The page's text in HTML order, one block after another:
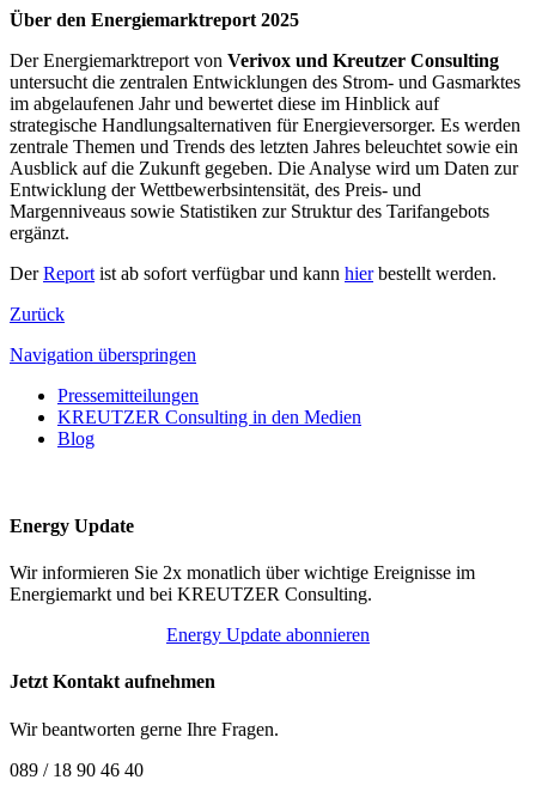
Über den Energiemarktreport 2025
Der Energiemarktreport von Verivox und Kreutzer Consulting
untersucht die zentralen Entwicklungen des Strom- und Gasmarktes
im abgelaufenen Jahr und bewertet diese im Hinblick auf
strategische Handlungsalternativen für Energieversorger. Es werden
zentrale Themen und Trends des letzten Jahres beleuchtet sowie ein
Ausblick auf die Zukunft gegeben. Die Analyse wird um Daten zur
Entwicklung der Wettbewerbsintensität, des Preis- und
Margenniveaus sowie Statistiken zur Struktur des Tarifangebots
ergänzt.
DerReport ist ab sofort verfügbar und kann hierbestellt werden.
Zurück
Navigation überspringen
Pressemitteilungen
KREUTZER Consulting in den Medien
Blog
Energy Update
Wir informieren Sie 2x monatlich über wichtige Ereignisse im
Energiemarkt und bei KREUTZER Consulting.
Energy Update abonnieren
Jetzt Kontakt aufnehmen
Wir beantworten gerne Ihre Fragen.
089 / 18 90 46 40